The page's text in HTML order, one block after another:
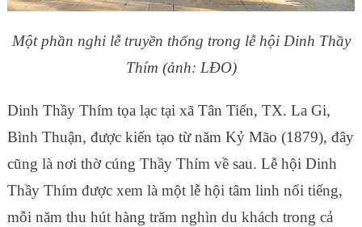
Một phần nghi lễ truyền thống trong lễ hội Dinh Thầy
Thím (ảnh: LĐO)
Dinh Thầy Thím tọa lạc tại xã Tân Tiến, TX. La Gi,
Bình Thuận, được kiến tạo từ năm Kỷ Mão (1879), đây
cũng là nơi thờ cúng Thầy Thím về sau. Lễ hội Dinh
Thầy Thím được xem là một lễ hội tâm linh nổi tiếng,
mỗi năm thu hút hàng trăm nghìn du khách trong cả